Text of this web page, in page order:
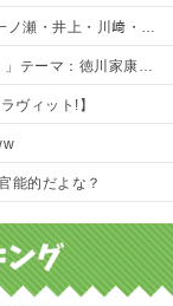
﨑・菅原・中西が全完売
24:00〜 TOKYO MX】
ヴィット!】
能的だよな？